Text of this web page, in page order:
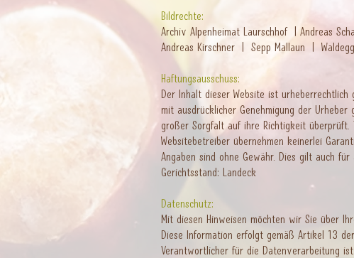
Bildrechte:
Archiv Alpenheimat Laurschhof | Andreas
Andreas Kirschner | Sepp Mallaun |
Haftungsausschuss:
Der Inhalt dieser Website ist
mit ausdrücklicher Genehmigung der
großer Sorgfalt auf ihre Richtigkeit überprüft.
Websitebetreiber übernehmen keinerlei
Angaben sind ohne Gewähr. Dies gilt auch
Gerichtsstand: Landeck
Datenschutz:
Mit diesen Hinweisen möchten wir Sie über
Diese Information erfolgt gemäß Artikel 13
Verantwortlicher für die Datenverarbeitung ist: